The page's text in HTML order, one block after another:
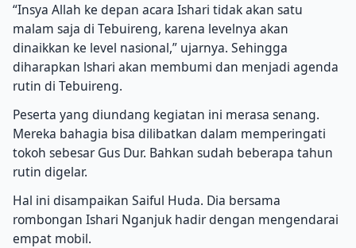
“Insya Allah ke depan acara Ishari tidak akan satu
malam saja di Tebuireng, karena levelnya akan
dinaikkan ke level nasional,” ujarnya. Sehingga
diharapkan lshari akan membumi dan menjadi agenda
rutin di Tebuireng.
Peserta yang diundang kegiatan ini merasa senang.
Mereka bahagia bisa dilibatkan dalam memperingati
tokoh sebesar Gus Dur. Bahkan sudah beberapa tahun
rutin digelar.
Hal ini disampaikan Saiful Huda. Dia bersama
rombongan Ishari Nganjuk hadir dengan mengendarai
empat mobil.